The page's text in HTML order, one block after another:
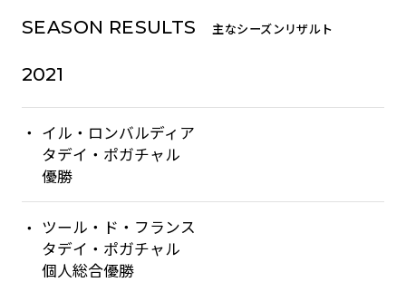
SEASON RESULTS 主なシーズンリザルト
2021
イル・ロンバルディア
タデイ・ポガチャル
優勝
ツール・ド・フランス
タデイ・ポガチャル
個人総合優勝